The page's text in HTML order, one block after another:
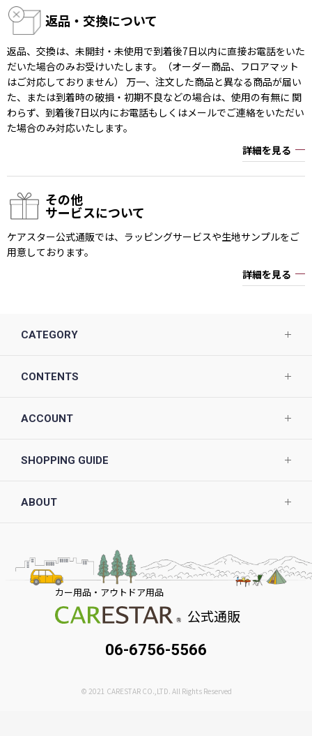
返品・交換について
返品、交換は、未開封・未使用で到着後7日以内に直接お電話をいた
だいた場合のみお受けいたします。（オーダー商品、フロアマット
はご対応しておりません） 万一、注文した商品と異なる商品が届い
た、または到着時の破損・初期不良などの場合は、使用の有無に 関
わらず、到着後7日以内にお電話もしくはメールでご連絡をいただい
た場合のみ対応いたします。
詳細を見る
その他
サービスについて
ケアスター公式通販では、ラッピングサービスや生地サンプルをご
用意しております。
詳細を見る
CATEGORY
CONTENTS
ACCOUNT
SHOPPING GUIDE
ABOUT
カー用品・アウトドア用品
公式通販
06-6756-5566
© 2021 CARESTAR CO.,LTD. All Rights Reserved